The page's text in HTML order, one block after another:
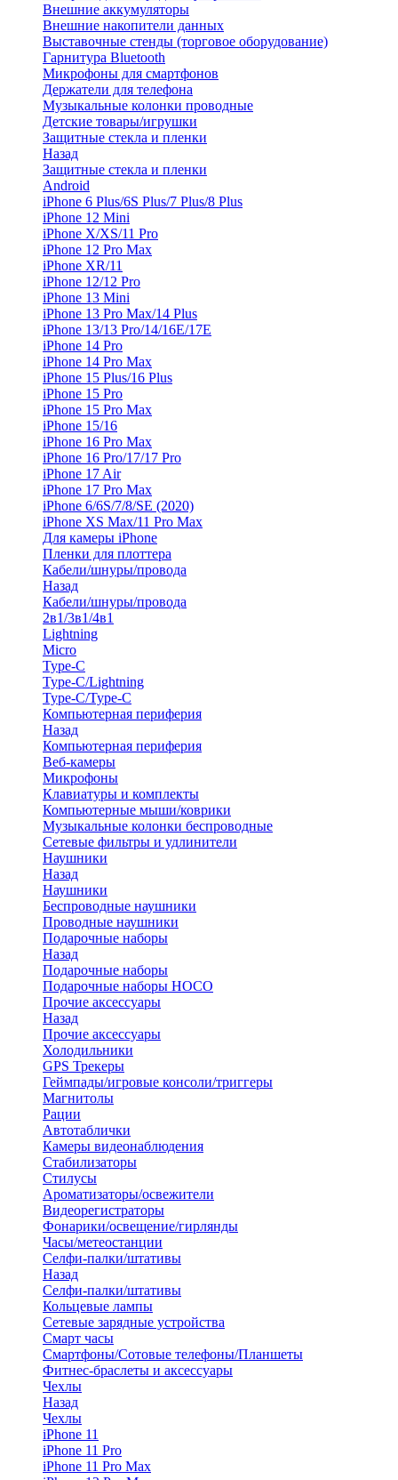
Внешние аккумуляторы
Внешние накопители данных
Выставочные стенды (торговое оборудование)
Гарнитура Bluetooth
Микрофоны для смартфонов
Держатели для телефона
Музыкальные колонки проводные
Детские товары/игрушки
Защитные стекла и пленки
Назад
Защитные стекла и пленки
Android
iPhone 6 Plus/6S Plus/7 Plus/8 Plus
iPhone 12 Mini
iPhone X/XS/11 Pro
iPhone 12 Pro Max
iPhone XR/11
iPhone 12/12 Pro
iPhone 13 Mini
iPhone 13 Pro Max/14 Plus
iPhone 13/13 Pro/14/16E/17E
iPhone 14 Pro
iPhone 14 Pro Max
iPhone 15 Plus/16 Plus
iPhone 15 Pro
iPhone 15 Pro Max
iPhone 15/16
iPhone 16 Pro Max
iPhone 16 Pro/17/17 Pro
iPhone 17 Air
iPhone 17 Pro Max
iPhone 6/6S/7/8/SE (2020)
iPhone XS Max/11 Pro Max
Для камеры iPhone
Пленки для плоттера
Кабели/шнуры/провода
Назад
Кабели/шнуры/провода
2в1/3в1/4в1
Lightning
Micro
Type-C
Type-C/Lightning
Type-C/Type-C
Компьютерная периферия
Назад
Компьютерная периферия
Веб-камеры
Микрофоны
Клавиатуры и комплекты
Компьютерные мыши/коврики
Музыкальные колонки беспроводные
Сетевые фильтры и удлинители
Наушники
Назад
Наушники
Беспроводные наушники
Проводные наушники
Подарочные наборы
Назад
Подарочные наборы
Подарочные наборы HOCO
Прочие аксессуары
Назад
Прочие аксессуары
Холодильники
GPS Трекеры
Геймпады/игровые консоли/триггеры
Магнитолы
Рации
Автотаблички
Камеры видеонаблюдения
Стабилизаторы
Стилусы
Ароматизаторы/освежители
Видеорегистраторы
Фонарики/освещение/гирлянды
Часы/метеостанции
Селфи-палки/штативы
Назад
Селфи-палки/штативы
Кольцевые лампы
Сетевые зарядные устройства
Смарт часы
Смартфоны/Сотовые телефоны/Планшеты
Фитнес-браслеты и аксессуары
Чехлы
Назад
Чехлы
iPhone 11
iPhone 11 Pro
iPhone 11 Pro Max